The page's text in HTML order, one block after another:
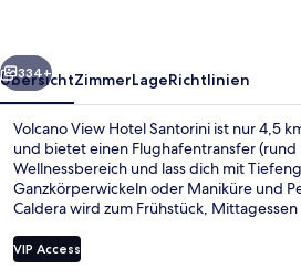
Weiter
334+
ÜbersichtZimmerLageRichtlinien
Volcano View Hotel Santorini ist nur 4,5
und bietet einen Flughafentransfer (rund
Wellnessbereich und lass dich mit
Ganzkörperwickeln oder Maniküre und
Caldera wird zum Frühstück,
Hotel im luxuriösen Stil 3 Außenpools,
Außenpool (je nach Saison geöffnet). Das
VIP Access